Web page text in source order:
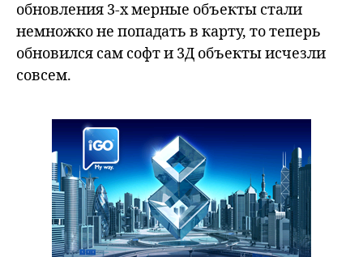
обновления 3-х мерные объекты стали
немножко не попадать в карту, то теперь
обновился сам софт и 3Д объекты исчезли
совсем.